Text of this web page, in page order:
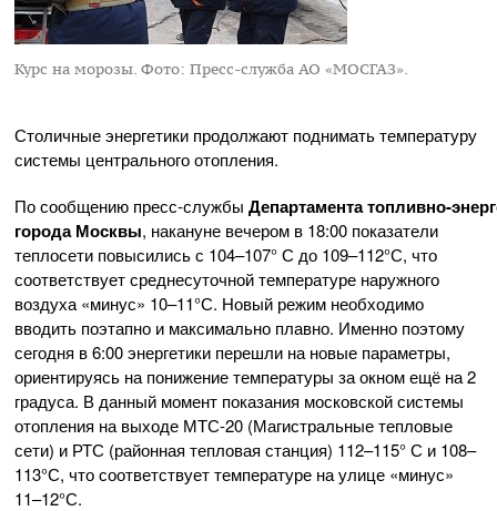
Курс на морозы. Фото: Пресс-служба АО «МОСГАЗ».
Столичные энергетики продолжают поднимать температуру
системы центрального отопления.
По сообщению пресс-службы Департаментатопливно-
города Москвы, накануне вечером в 18:00 показатели
теплосети повысились с 104–107° С до 109–112°С, что
соответствует среднесуточной температуре наружного
воздуха «минус» 10–11°С. Новый режим необходимо
вводить поэтапно и максимально плавно. Именно поэтому
сегодня в 6:00 энергетики перешли на новые параметры,
ориентируясь на понижение температуры за окном ещё на 2
градуса. В данный момент показания московской системы
отопления на выходе МТС-20 (Магистральные тепловые
сети) и РТС (районная тепловая станция) 112–115° С и 108–
113°С, что соответствует температуре на улице «минус»
11–12°С.